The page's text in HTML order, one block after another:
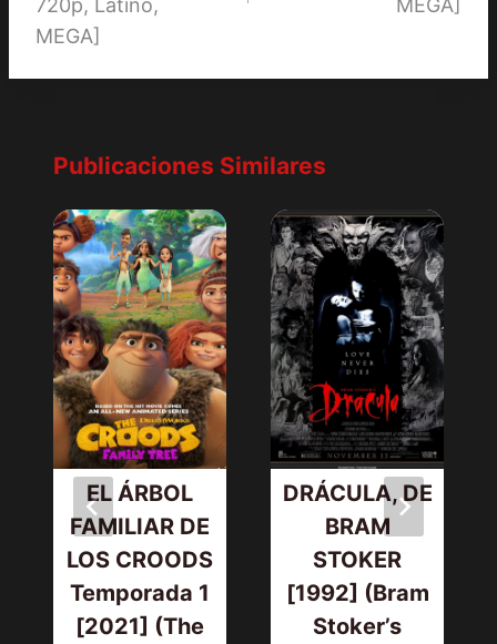
720p, Latino,
MEGA]
MEGA]
Publicaciones Similares
EL ÁRBOL
FAMILIAR DE
LOS CROODS
Temporada 1
[2021] (The
DRÁCULA, DE
BRAM
STOKER
[1992] (Bram
Stoker’s